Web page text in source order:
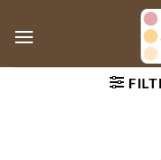
springen